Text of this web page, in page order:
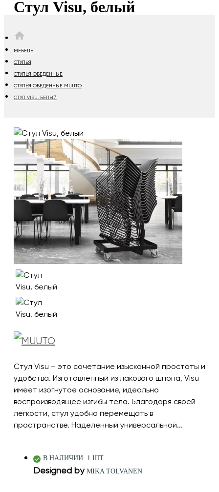
Стул Visu, белый
МЕБЕЛЬ
СТУЛЬЯ
СТУЛЬЯ ОБЕДЕННЫЕ
СТУЛЬЯ ОБЕДЕННЫЕ MUUTO
СТУЛ VISU, БЕЛЫЙ
Стул Visu – это сочетание изысканной простоты и
удобства. Изготовленный из лакового шпона, Visu
имеет изогнутое основание, идеально
воспроизводящее изгибы тела. Благодаря своей
легкости, стул удобно перемещать в
пространстве. Наделенный универсальной...
В НАЛИЧИИ: 1 ШТ.
Designed by MIKA TOLVANEN